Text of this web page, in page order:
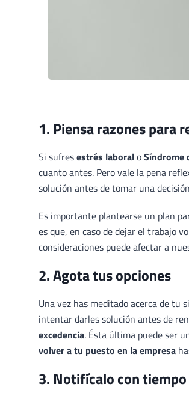
1. Piensa razones para
Si sufresestrés laboraloSíndrome
cuanto antes. Pero vale la pena
solución antes de tomar una
Es importante plantearse un plan
es que, en caso de dejar el trabajo
consideraciones puede afectar a
2. Agota tus opciones
Una vez has meditado acerca de tu
intentar darles solución antes de
excedencia. Ésta última puede ser
volver a tu puesto en la empresa
3. Notifícalo con tiempo